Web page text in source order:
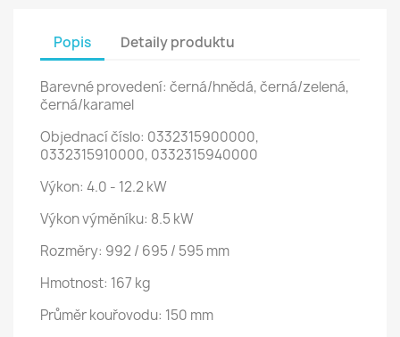
Popis Detaily produktu
Barevné provedení: černá/hnědá, černá/zelená,
černá/karamel
Objednací číslo: 0332315900000,
0332315910000, 0332315940000
Výkon: 4.0 - 12.2 kW
Výkon výměníku: 8.5 kW
Rozměry: 992 / 695 / 595 mm
Hmotnost: 167 kg
Průměr kouřovodu: 150 mm